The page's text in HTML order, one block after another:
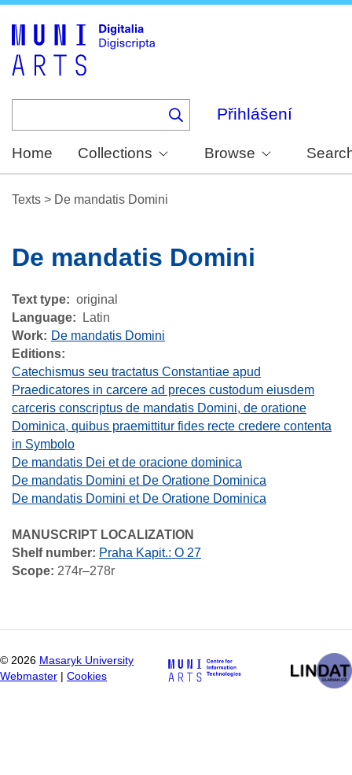
Přihlášení
Home Collections Browse
Texts > De mandatis Domini
De mandatis Domini
Text type
original
Language
Latin
Work
De mandatis Domini
Editions:
Catechismus seu tractatus Constantiae apud
Praedicatores in carcere ad preces custodum eiusdem
carceris conscriptus de mandatis Domini, de oratione
Dominica, quibus praemittitur fides recte credere contenta
in Symbolo
De mandatis Dei et de oracione dominica
De mandatis Domini et De Oratione Dominica
De mandatis Domini et De Oratione Dominica
MANUSCRIPT LOCALIZATION
Shelf number: Praha Kapit.: O 27
Scope: 274r–278r
© 2026 Masaryk University
Webmaster
Cookies